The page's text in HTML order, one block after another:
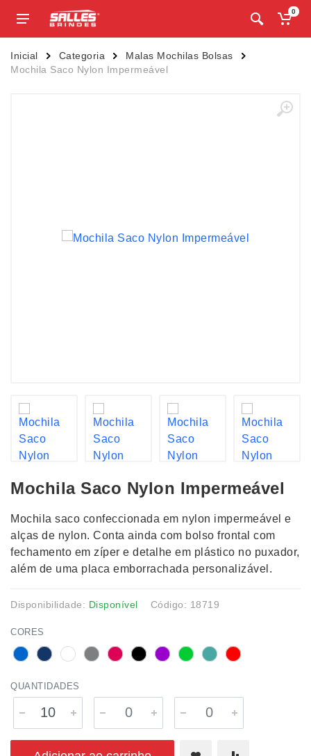
0
Inicial Categoria
Malas Mochilas Bolsas
Mochila Saco Nylon Impermeável
Mochila Saco Nylon Impermeável
Mochila saco confeccionada em nylon impermeável e
alças de nylon. Conta ainda com bolso frontal com
fechamento em zíper e detalhe em plástico no puxador,
além de uma placa emborrachada personalizável.
Disponibilidade: Disponível Código: 18719
CORES
QUANTIDADES